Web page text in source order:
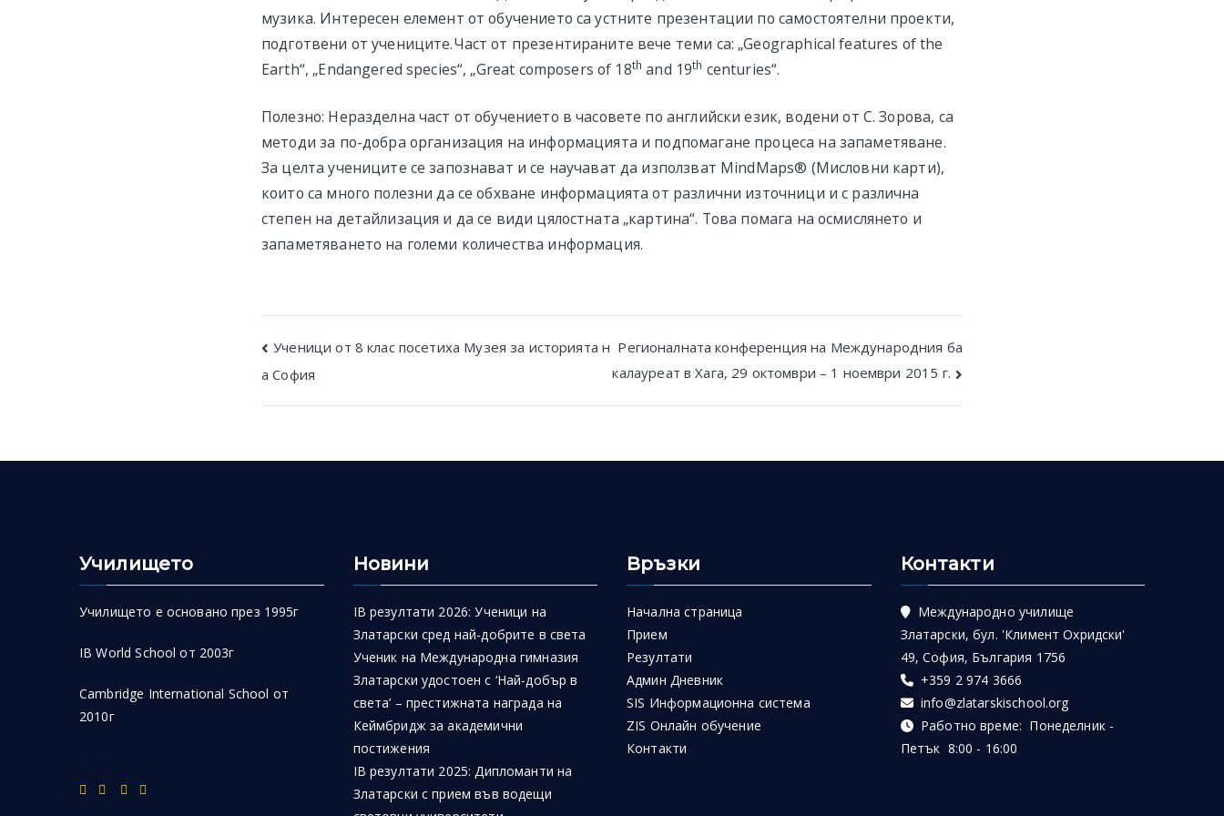
музика. Интересен елемент от обучението са устните презентации по самостоятелни проекти,
подготвени от учениците.Част от презентираните вече теми са: „Geographical features of the
Earth“, „Endangered species“, „Great composers of 18th and 19th centuries“.
Полезно: Неразделна част от обучението в часовете по английски език, водени от С. Зорова, са
методи за по-добра организация на информацията и подпомагане процеса на запаметяване.
За целта учениците се запознават и се научават да използват MindMaps® (Мисловни карти),
които са много полезни да се обхване информацията от различни източници и с различна
степен на детайлизация и да се види цялостната „картина“. Това помага на осмислянето и
запаметяването на големи количества информация.
Post
navigation
Ученици от 8 клас посетиха Музея за историята н
а София
Регионалната конференция на Международния ба
калауреат в Хага, 29 октомври – 1 ноември 2015 г.
Училището
Училището е основано през 1995г
IB World School от 2003г
Cambridge International School от
2010г
Новини
IB резултати 2026: Ученици на
Златарски сред най-добрите в света
Ученик на Международна гимназия
Златарски удостоен с ‘Най-добър в
света’ – престижната награда на
Кеймбридж за академични
постижения
IB резултати 2025: Дипломанти на
Златарски с прием във водещи
Връзки
Начална страница
Прием
Резултати
Админ Дневник
SIS Информационна система
ZIS Онлайн обучение
Контакти
Контакти
Международно училище
Златарски, бул. 'Климент Охридски'
49, София, България 1756
+359 2 974 3666
info@zlatarskischool.org
Работно време: Понеделник -
Петък 8:00 - 16:00